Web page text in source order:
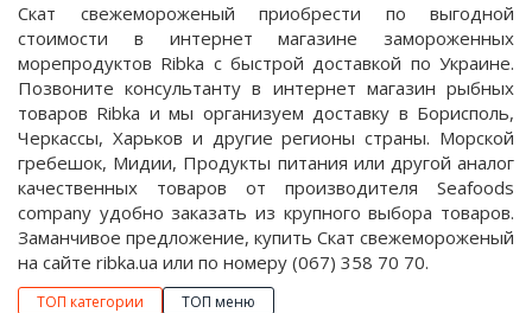
Скат свежемороженый приобрести по выгодной
стоимости в интернет магазине замороженных
морепродуктов Ribka с быстрой доставкой по Украине.
Позвоните консультанту в интернет магазин рыбных
товаров Ribka и мы организуем доставку в Борисполь,
Черкассы, Харьков и другие регионы страны. Морской
гребешок, Мидии, Продукты питания или другой аналог
качественных товаров от производителя Seafoods
company удобно заказать из крупного выбора товаров.
Заманчивое предложение, купить Скат свежемороженый
на сайте ribka.ua или по номеру (067) 358 70 70.
ТОП категории ТОП меню